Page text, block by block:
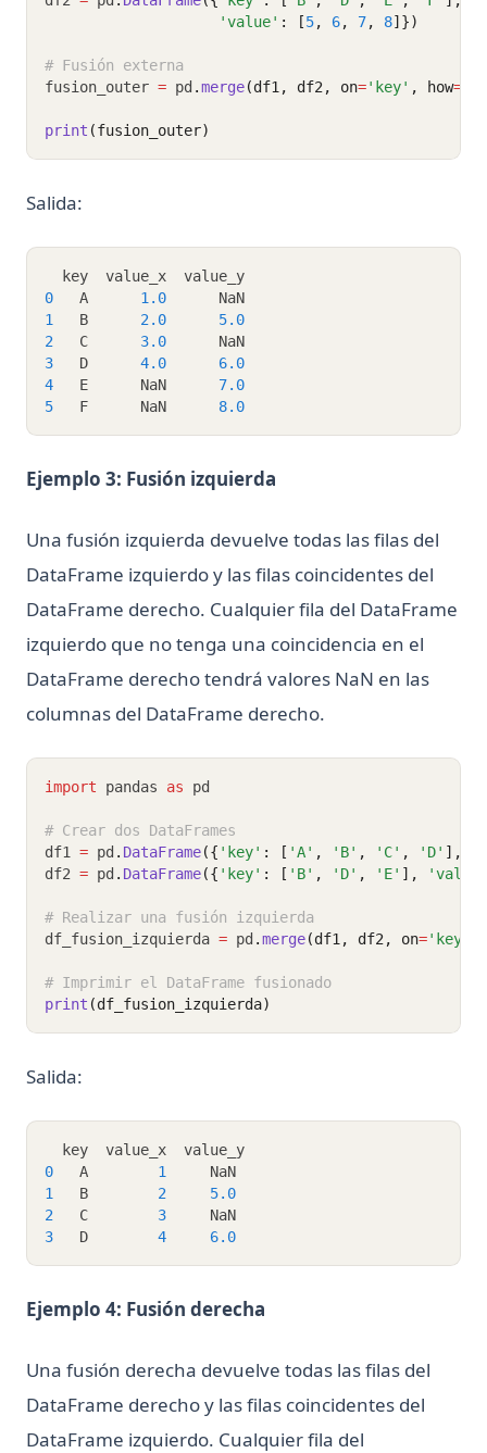
Understanding Pandas DataFrame Indices | Python
Unfolding the Architecture and Efficiency of Fast and Faster
R-CNN for Object Detection
Unlocking Creativity with Python and Arduino: A
Comprehensive Guide
Requests, BeautifulSoup y Selenium
Web Scraping with Python: Complete Guide Using
Requests, BeautifulSoup, and Selenium
What Is Elif in Python - Explained!
What Is Parsing in Python? A Guide to Parsers and
Techniques
What is Boolean in Python?
What is Do Nothing in Python? Understanding The Pass
What is Scikit-Learn: The Must-Have Machine Learning
What is XGBoost, The Powerhouse of Machine Learning
Algorithms
What is an Expression in Python?
What is the Difference? Python vs ActivePython vs
Anaconda Compared
Zen of Python: All 19 Principles Explained with Examples
[Explained] How to GroupBy Dataframe in Python, Pandas,
PySpark
[Explicado] Cómo agrupar un DataFrame en Python,
Pandas, PySpark
Explicado
ipykernel: Install, Configure, and Manage Jupyter Python
Kernels
nn.Linear en PyTorch: formas, sesgo y ejemplos
python __call__ Method: Everything You Need to Know
python-zip
¿Cuál es la diferencia? Python vs ActivePython vs Anaconda
Comparados
¿Cuánto tiempo se tarda en aprender Python? ¿Es difícil
aprenderlo?
¿Es Python sensible a mayúsculas y minúsculas?
¿Qué es Boolean en Python?
Pass
¿Qué es Elif en Python? ¡Explicado!
¿Qué es Scikit-Learn: La biblioteca de aprendizaje
'value' : [5, 6, 7, 8]})
# Fusión externa
fusion_outer = pd .merge(df1, df2, on='key' , how=
print (fusion_outer)
Salida:
  key  value_x  value_y
0
   A
1.0
      NaN
1
   B
2.0
5.0
2
   C
3.0
      NaN
3
   D
4.0
6.0
4
   E      NaN
7.0
5
   F      NaN
8.0
Ejemplo 3: Fusión izquierda
Una fusión izquierda devuelve todas las filas del
DataFrame izquierdo y las filas coincidentes del
DataFrame derecho. Cualquier fila del DataFrame
izquierdo que no tenga una coincidencia en el
DataFrame derecho tendrá valores NaN en las
columnas del DataFrame derecho.
import pandas as pd
# Crear dos DataFrames
df1 = pd . DataFrame({ 'key' : [ 'A' , 'B' , 'C' , 'D' ],
df2 = pd . DataFrame({ 'key' : [ 'B' , 'D' , 'E' ], 'value'
# Realizar una fusión izquierda
df_fusion_izquierda = pd .merge(df1, df2, on='key'
# Imprimir el DataFrame fusionado
print (df_fusion_izquierda)
Salida:
  key  value_x  value_y
0
   A
1
     NaN
1
   B
2
5.0
2
   C
3
     NaN
3
   D
4 6.0
Ejemplo 4: Fusión derecha
Una fusión derecha devuelve todas las filas del
DataFrame derecho y las filas coincidentes del
DataFrame izquierdo. Cualquier fila del